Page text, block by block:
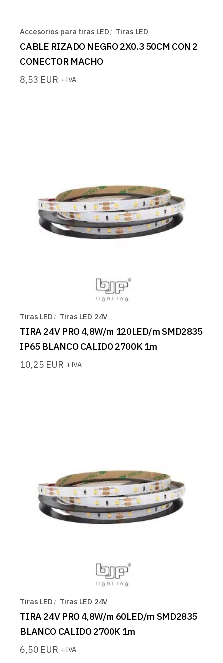
Accesorios para tiras LED Tiras LED
CABLE RIZADO NEGRO 2X0.3 50CM CON 2
CONECTOR MACHO
8,53 EUR +IVA
Tiras LED Tiras LED 24V
TIRA 24V PRO 4,8W/m 120LED/m SMD2835
IP65 BLANCO CALIDO 2700K 1m
10,25 EUR +IVA
Tiras LED Tiras LED 24V
TIRA 24V PRO 4,8W/m 60LED/m SMD2835
BLANCO CALIDO 2700K 1m
6,50 EUR +IVA